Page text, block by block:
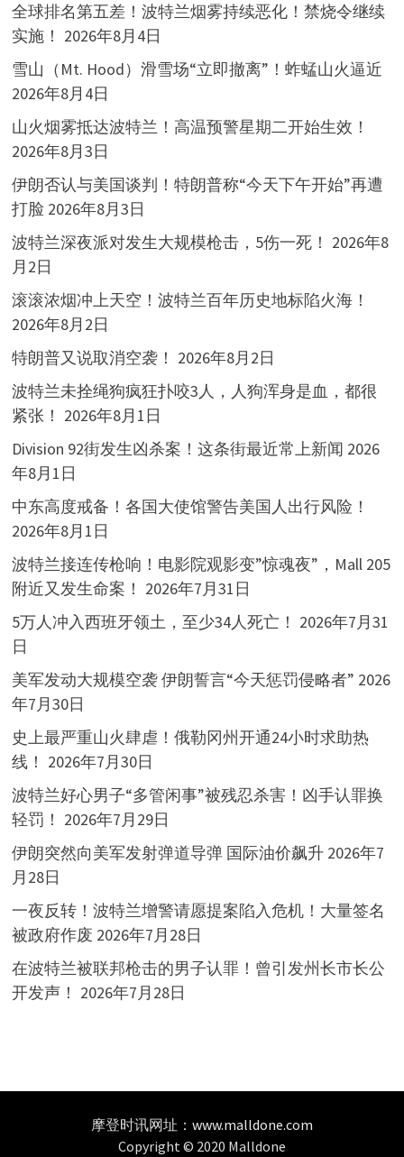
全球排名第五差！波特兰烟雾持续恶化！禁烧令继续
实施！ 2026年8月4日
雪山（Mt. Hood）滑雪场“立即撤离”！蚱蜢山火逼近
2026年8月4日
山火烟雾抵达波特兰！高温预警星期二开始生效！
2026年8月3日
伊朗否认与美国谈判！特朗普称“今天下午开始”再遭
打脸 2026年8月3日
波特兰深夜派对发生大规模枪击，5伤一死！ 2026年8
月2日
滚滚浓烟冲上天空！波特兰百年历史地标陷火海！
2026年8月2日
特朗普又说取消空袭！ 2026年8月2日
波特兰未拴绳狗疯狂扑咬3人，人狗浑身是血，都很
紧张！ 2026年8月1日
Division 92街发生凶杀案！这条街最近常上新闻 2026
年8月1日
中东高度戒备！各国大使馆警告美国人出行风险！
2026年8月1日
波特兰接连传枪响！电影院观影变”惊魂夜”，Mall 205
附近又发生命案！ 2026年7月31日
5万人冲入西班牙领土，至少34人死亡！ 2026年7月31
日
美军发动大规模空袭 伊朗誓言“今天惩罚侵略者” 2026
年7月30日
史上最严重山火肆虐！俄勒冈州开通24小时求助热
线！ 2026年7月30日
波特兰好心男子“多管闲事”被残忍杀害！凶手认罪换
轻罚！ 2026年7月29日
伊朗突然向美军发射弹道导弹 国际油价飙升 2026年7
月28日
一夜反转！波特兰增警请愿提案陷入危机！大量签名
被政府作废 2026年7月28日
在波特兰被联邦枪击的男子认罪！曾引发州长市长公
开发声！ 2026年7月28日
摩登时讯网址： www.malldone.com
Copyright © 2020 Malldone